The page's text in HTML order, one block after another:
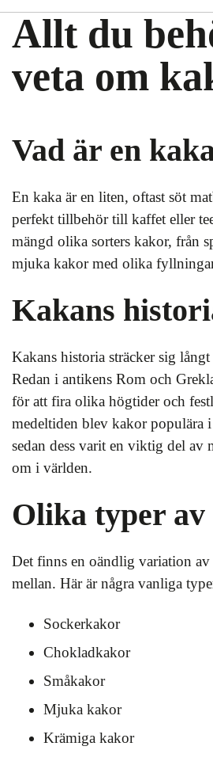
Allt du
veta om
Vad är en
En kaka är en liten, oftast söt
perfekt tillbehör till kaffet eller
mängd olika sorters kakor, från
mjuka kakor med olika
Kakans
Kakans historia sträcker sig
Redan i antikens Rom och
för att fira olika högtider och
medeltiden blev kakor populära
sedan dess varit en viktig del av
om i världen.
Olika typer
Det finns en oändlig variation
mellan. Här är några vanliga
Sockerkakor
Chokladkakor
Småkakor
Mjuka kakor
Krämiga kakor